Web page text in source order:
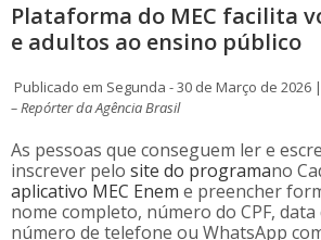
Plataforma do MEC facilita
e adultos ao ensino público
Publicado em Segunda - 30 de Março de 2026 |
– Repórter da Agência Brasil
As pessoas que conseguem ler e
inscrever pelo site do programano
aplicativo MEC Enem e preencher
nome completo, número do CPF,
número de telefone ou WhatsApp